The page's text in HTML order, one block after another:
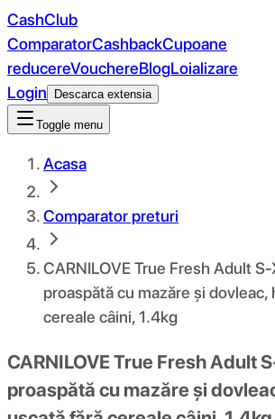
CashClub
ComparatorCashbackCupoane
reducereVouchereBlogLoializare
Login
Descarca extensia
Toggle menu
Acasa
Comparator preturi
CARNILOVE True Fresh Adult
proaspătă cu mazăre și dovleac,
cereale câini, 1.4kg
CARNILOVE True Fresh Adult
proaspătă cu mazăre și